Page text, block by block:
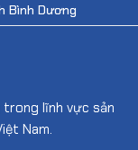
Bình Dương
lĩnh vực sản
Nam.